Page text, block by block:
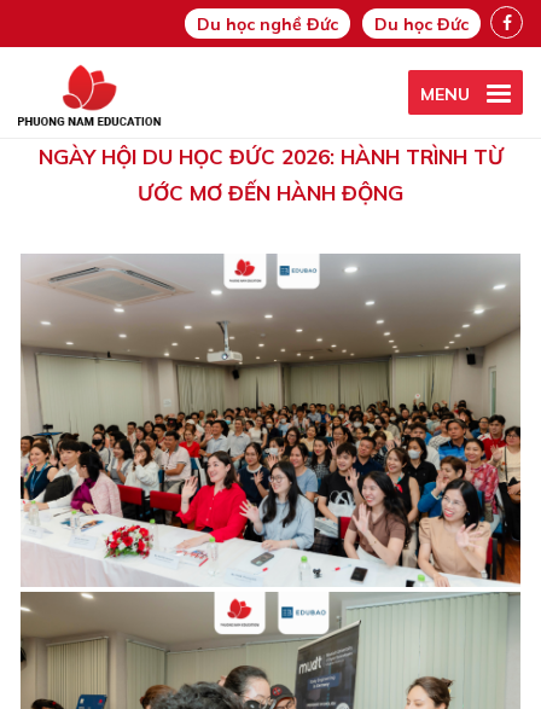
Du học nghề Đức Du học Đức
MENU
NGÀY HỘI DU HỌC ĐỨC 2026: HÀNH TRÌNH TỪ
ƯỚC MƠ ĐẾN HÀNH ĐỘNG